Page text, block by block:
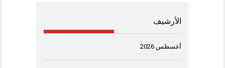
الأرشيف
أغسطس 2026